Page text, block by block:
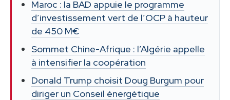
Maroc : la BAD appuie le programme
d’investissement vert de l’OCP à hauteur
de 450 M€
Sommet Chine-Afrique : l’Algérie appelle
à intensifier la coopération
Donald Trump choisit Doug Burgum pour
diriger un Conseil énergétique